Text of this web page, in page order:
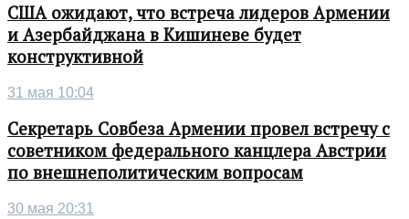
США ожидают, что встреча лидеров Армении
и Азербайджана в Кишиневе будет
конструктивной
31 мая 10:04
Секретарь Совбеза Армении провел встречу с
советником федерального канцлера Австрии
по внешнеполитическим вопросам
30 мая 20:31